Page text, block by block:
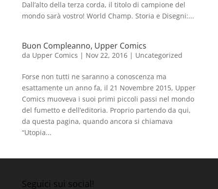
Dall’alto della terza corda, il titolo di campione del
mondo sarà vostro! World Champ. Storia e Disegni:...
Buon Compleanno, Upper Comics
da Upper Comics | Nov 22, 2016| Uncategorized
Forse non tutti ne saranno a conoscenza ma
esattamente un anno fa, il 21 Novembre 2015, Upper
Comics muoveva i suoi primi piccoli passi nel mondo
del fumetto e dell’editoria. Proprio partendo da qui,
da questa pagina, quando ancora si chiamava
“Utopia...
Seguici sui social!